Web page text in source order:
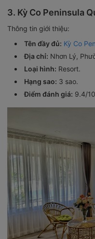
3. Kỳ Co Peninsula
Thông tin giới thiệu:
Tên đầy đủ: Kỳ Co
Địa chỉ: Nhơn Lý,
Loại hình: Resort.
Hạng sao: 3 sao.
Điểm đánh giá: 9.4/